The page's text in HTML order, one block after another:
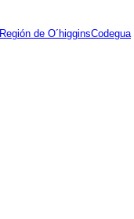
Región de O´higginsCodegua